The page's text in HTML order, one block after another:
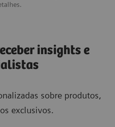
insights e
sobre produtos,
exclusivos.